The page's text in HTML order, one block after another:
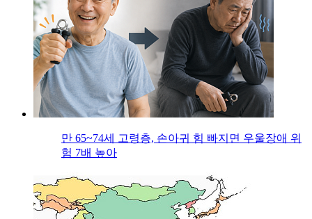
만 65~74세 고령층, 손아귀 힘 빠지면 우울장애 위
험 7배 높아